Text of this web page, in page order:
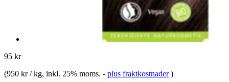
95 kr
(950 kr / kg, inkl. 25% moms. - plus fraktkostnader )